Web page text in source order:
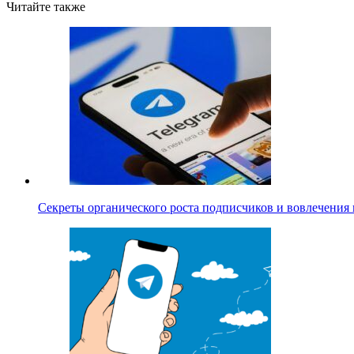
Читайте также
Секреты органического роста подписчиков и